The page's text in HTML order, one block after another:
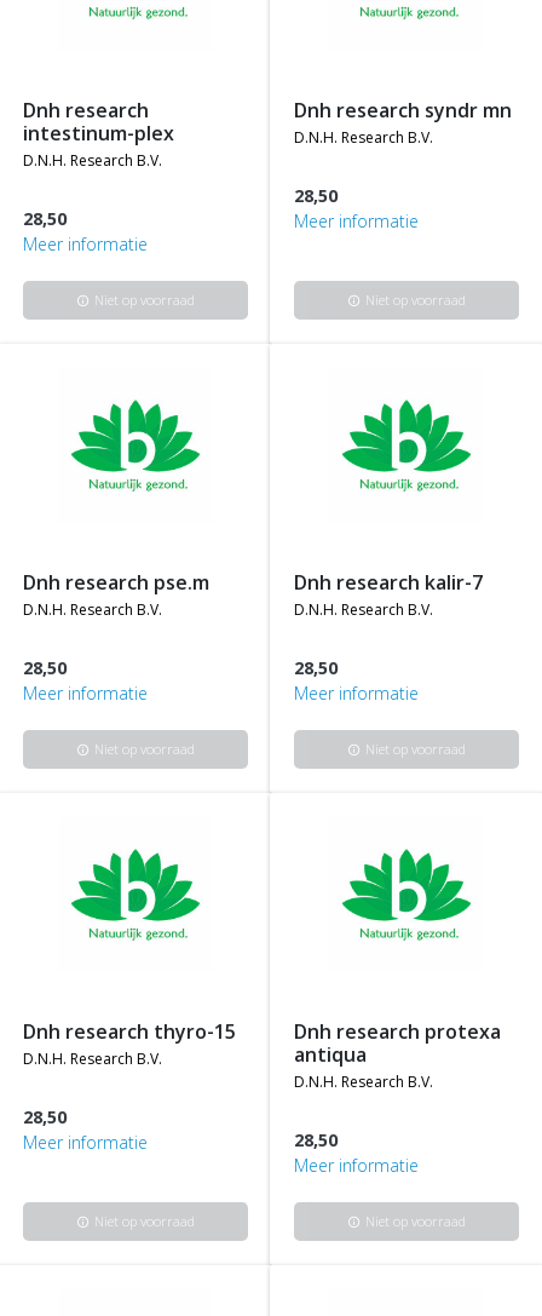
dnh research
intestinum-plex
d.n.h. research b.v.
28,50
Meer informatie
info Niet op voorraad
dnh research syndr mn
d.n.h. research b.v.
28,50
Meer informatie
info Niet op voorraad
dnh research pse.m
d.n.h. research b.v.
28,50
Meer informatie
info Niet op voorraad
dnh research kalir-7
d.n.h. research b.v.
28,50
Meer informatie
info Niet op voorraad
dnh research thyro-15
d.n.h. research b.v.
28,50
Meer informatie
info Niet op voorraad
dnh research protexa
antiqua
d.n.h. research b.v.
28,50
Meer informatie
info Niet op voorraad